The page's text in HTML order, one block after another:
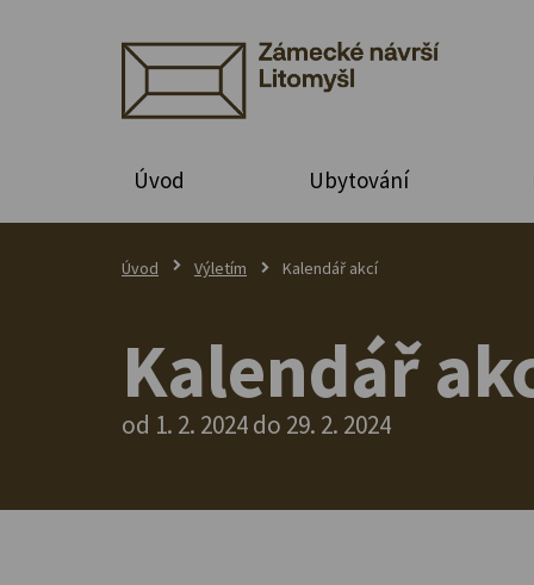
Úvod Ubytování
Úvod Výletím Kalendář akcí
Kalendář
od 1. 2. 2024 do 29. 2. 2024